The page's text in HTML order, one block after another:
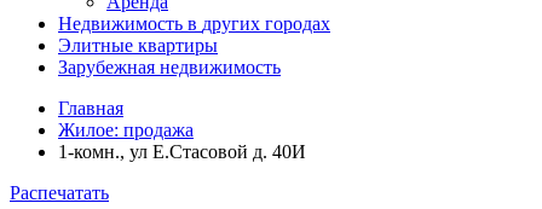
Недвижимость в других городах
Элитные квартиры
Зарубежная недвижимость
Главная
Жилое: продажа
1-комн., ул Е.Стасовой д. 40И
Распечатать